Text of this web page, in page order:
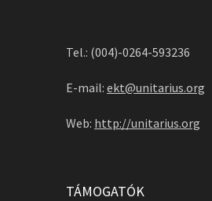
Tel.: (004)-0264-593236
E-mail: ekt@unitarius.org
Web: http://unitarius.org
TÁMOGATÓK